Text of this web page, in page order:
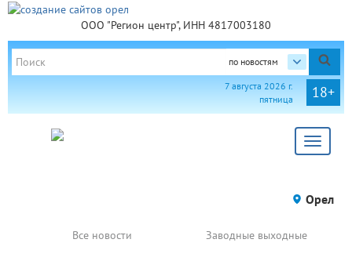
ООО "Регион центр", ИНН 4817003180
по новостям
18+
7 августа 2026 г.
пятница
Toggle
Орел
Все новости Заводные выходные